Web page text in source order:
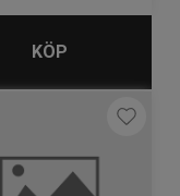
KÖP